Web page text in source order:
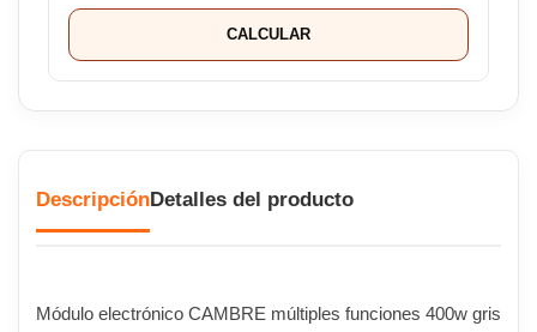
CALCULAR
DescripciónDetalles del producto
Módulo electrónico CAMBRE múltiples funciones 400w gris